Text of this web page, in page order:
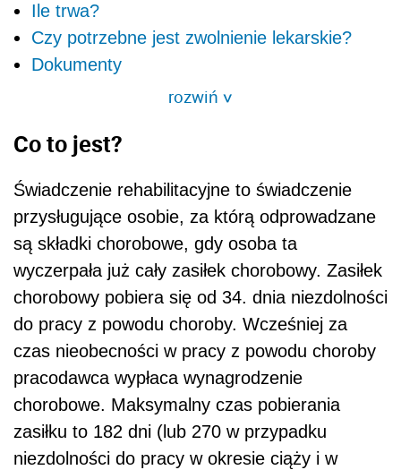
Ile trwa?
Czy potrzebne jest zwolnienie lekarskie?
Dokumenty
rozwiń>
Co to jest?
Świadczenie rehabilitacyjne to świadczenie
przysługujące osobie, za którą odprowadzane
są składki chorobowe, gdy osoba ta
wyczerpała już cały zasiłek chorobowy. Zasiłek
chorobowy pobiera się od 34. dnia niezdolności
do pracy z powodu choroby. Wcześniej za
czas nieobecności w pracy z powodu choroby
pracodawca wypłaca wynagrodzenie
chorobowe. Maksymalny czas pobierania
zasiłku to 182 dni (lub 270 w przypadku
niezdolności do pracy w okresie ciąży i w